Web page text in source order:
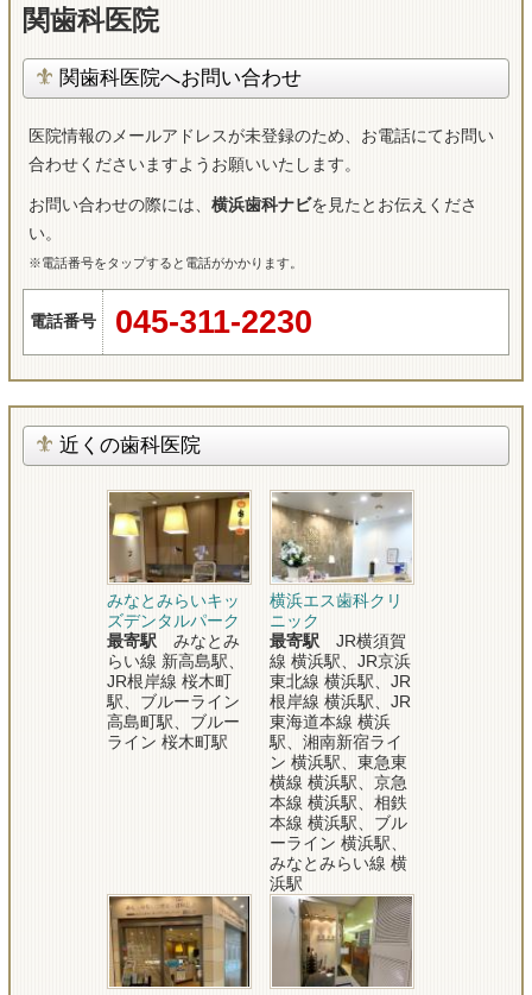
関歯科医院
関歯科医院へお問い合わせ
医院情報のメールアドレスが未登録のため、お電話にてお問い
合わせくださいますようお願いいたします。
お問い合わせの際には、 横浜歯科ナビを見たとお伝えくださ
い。
※電話番号をタップすると電話がかかります。
電話番号 045-311-2230
近くの歯科医院
みなとみらいキッ
ズデンタルパーク
最寄駅 みなとみ
らい線 新高島駅、
JR根岸線 桜木町
駅、ブルーライン
高島町駅、ブルー
ライン 桜木町駅
横浜エス歯科クリ
ニック
最寄駅 JR横須賀
線 横浜駅、JR京浜
東北線 横浜駅、JR
根岸線 横浜駅、JR
東海道本線 横浜
駅、湘南新宿ライ
ン 横浜駅、東急東
横線 横浜駅、京急
本線 横浜駅、相鉄
本線 横浜駅、ブル
ーライン 横浜駅、
みなとみらい線 横
浜駅